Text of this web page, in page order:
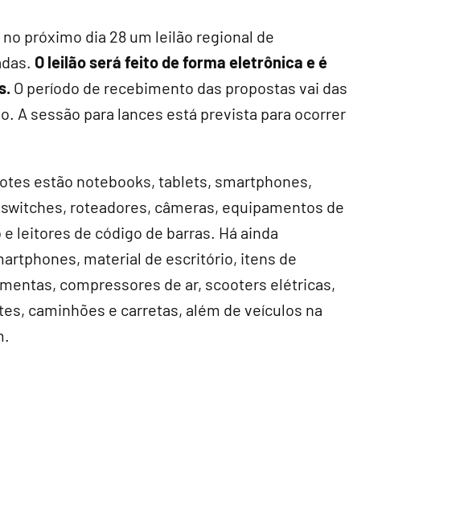
próximo dia 28 um leilão regional de
O leilão será feito de forma eletrônica e é
O período de recebimento das propostas vai das
A sessão para lances está prevista para ocorrer
estão notebooks, tablets, smartphones,
roteadores, câmeras, equipamentos de
leitores de código de barras. Há ainda
material de escritório, itens de
compressores de ar, scooters elétricas,
caminhões e carretas, além de veículos na